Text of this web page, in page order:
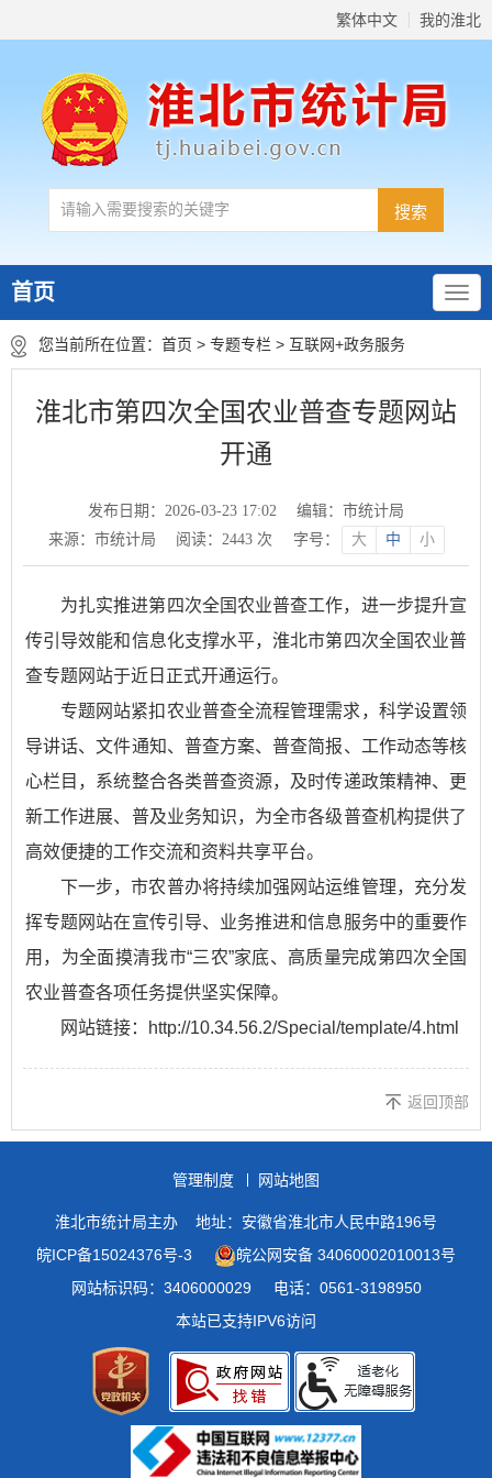
繁体中文 我的淮北
首页
您当前所在位置： 首页 > 专题专栏 > 互联网+政务服务
淮北市第四次全国农业普查专题网站
开通
发布日期：2026-03-23 17:02
编辑：市统计局
来源：市统计局
阅读： 2443次 字号： 大 中 小
为扎实推进第四次全国农业普查工作，进一步提升宣
传引导效能和信息化支撑水平，淮北市第四次全国农业普
查专题网站于近日正式开通运行。
专题网站紧扣农业普查全流程管理需求，科学设置领
导讲话、文件通知、普查方案、普查简报、工作动态等核
心栏目，系统整合各类普查资源，及时传递政策精神、更
新工作进展、普及业务知识，为全市各级普查机构提供了
高效便捷的工作交流和资料共享平台。
下一步，市农普办将持续加强网站运维管理，充分发
挥专题网站在宣传引导、业务推进和信息服务中的重要作
用，为全面摸清我市“三农”家底、高质量完成第四次全国
农业普查各项任务提供坚实保障。
网站链接：http://10.34.56.2/Special/template/4.html
返回顶部
管理制度 网站地图
淮北市统计局主办
地址：安徽省淮北市人民中路196号
皖ICP备15024376号-3
皖公网安备 34060002010013号
网站标识码：3406000029
电话：0561-3198950
本站已支持IPV6访问